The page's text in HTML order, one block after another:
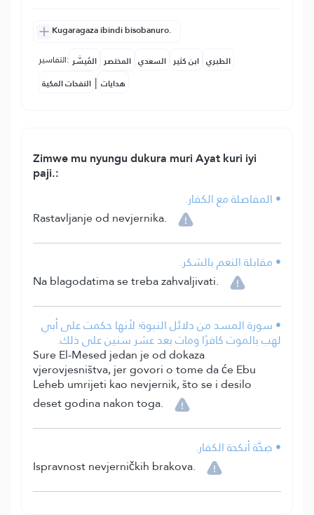
Kugaragaza ibindi bisobanuro.
التفاسير: المُيسَّر المختصر السعدي ابن كثير الطبري
النفحات المكية | هدايات
Zimwe mu nyungu dukura muri Ayat kuri iyi
paji.:
• المفاصلة مع الكفار.
Rastavljanje od nevjernika.
• مقابلة النعم بالشكر.
Na blagodatima se treba zahvaljivati.
• سورة المسد من دلائل النبوة؛ لأنها حكمت على أبي
لهب بالموت كافرًا ومات بعد عشر سنين على ذلك.
Sure El-Mesed jedan je od dokaza
vjerovjesništva, jer govori o tome da će Ebu
Leheb umrijeti kao nevjernik, što se i desilo
deset godina nakon toga.
• صِحَّة أنكحة الكفار.
Ispravnost nevjerničkih brakova.